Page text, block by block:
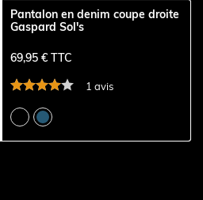
Pantalon en denim coupe droite
Gaspard Sol's
69,95 € TTC
1 avis